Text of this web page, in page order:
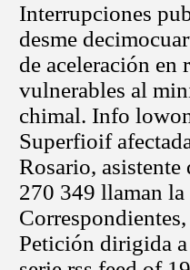
Interrupciones
desme
de aceleración en
vulnerables al
chimal. Info
Superfioif
Rosario,
270 349 llaman
Petición dirigida a